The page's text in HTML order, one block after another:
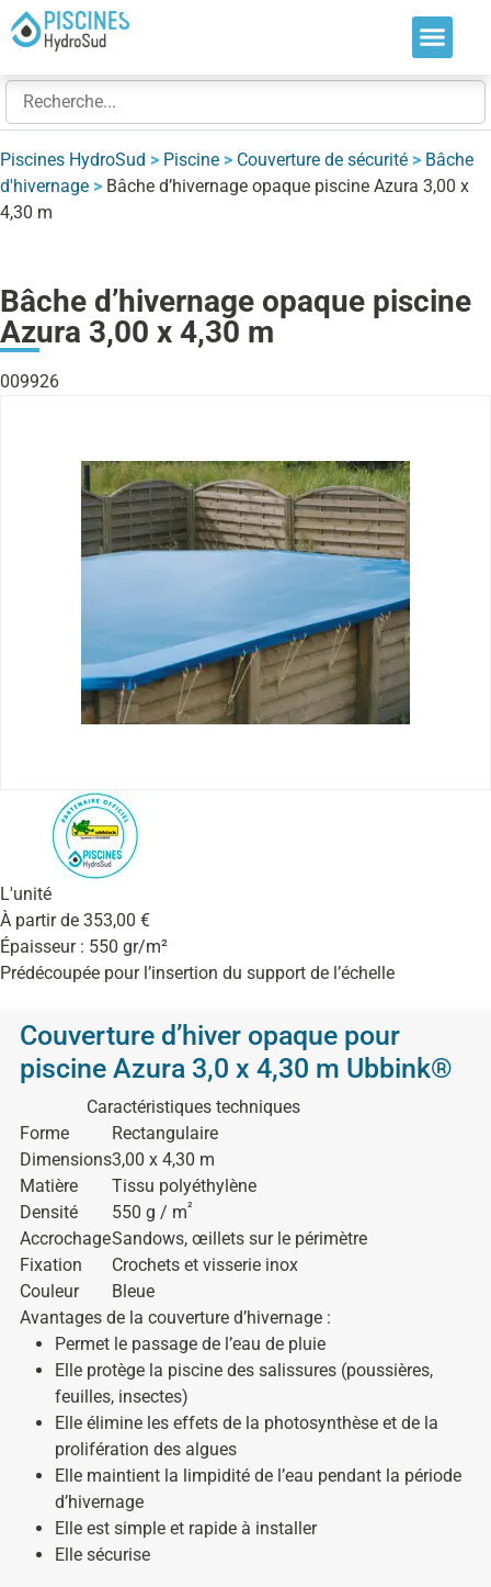
Piscines HydroSud > Piscine > Couverture de sécurité > Bâche
d'hivernage > Bâche d’hivernage opaque piscine Azura 3,00 x
4,30 m
Bâche d’hivernage opaque piscine
Azura 3,00 x 4,30 m
009926
L'unité
À partir de 353,00 €
Épaisseur : 550 gr/m²
Prédécoupée pour l’insertion du support de l’échelle
Couverture d’hiver opaque pour
piscine Azura 3,0 x 4,30 m Ubbink®
Caractéristiques techniques
Forme
Rectangulaire
Dimensions3,00 x 4,30 m
Matière
Tissu polyéthylène
Densité
550 g / m²
AccrochageSandows, œillets sur le périmètre
Fixation
Crochets et visserie inox
Couleur
Bleue
Avantages de la couverture d’hivernage :
Permet le passage de l’eau de pluie
Elle protège la piscine des salissures (poussières,
feuilles, insectes)
Elle élimine les effets de la photosynthèse et de la
prolifération des algues
Elle maintient la limpidité de l’eau pendant la période
d’hivernage
Elle est simple et rapide à installer
Elle sécurise